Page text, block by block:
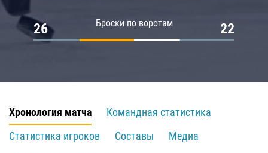
Броски по воротам
26 22
Хронология матча
Командная статистика
Статистика игроков
Составы
Медиа